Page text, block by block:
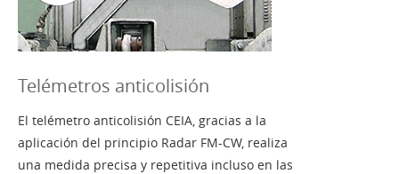
Telémetros anticolisión
El telémetro anticolisión CEIA, gracias a la
aplicación del principio Radar FM-CW, realiza
una medida precisa y repetitiva incluso en las